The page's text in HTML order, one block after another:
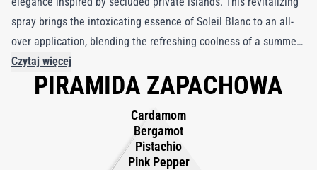
spray brings the intoxicating essence of Soleil Blanc to an all-
over application, blending the refreshing coolness of a summer
mist with the opulent warmth of floral amber. Lightweight yet
indulgent, it envelops your skin in a radiant aura reminiscent of
for effortless versatility, the spray’s innovative bottle allows for
seamless application from any angle, delicately misting your
neck, arms, legs, and torso with its captivating scent. Perfect for
Czytaj więcej
PIRAMIDA ZAPACHOWA
Cardamom
Bergamot
Pistachio
Pink Pepper